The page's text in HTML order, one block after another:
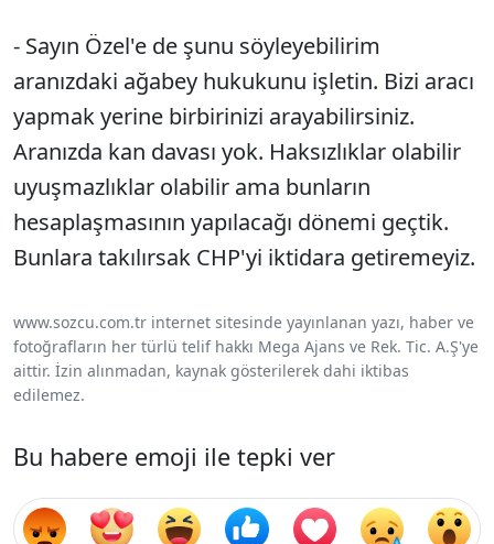
- Sayın Özel'e de şunu söyleyebilirim
aranızdaki ağabey hukukunu işletin. Bizi aracı
yapmak yerine birbirinizi arayabilirsiniz.
Aranızda kan davası yok. Haksızlıklar olabilir
uyuşmazlıklar olabilir ama bunların
hesaplaşmasının yapılacağı dönemi geçtik.
Bunlara takılırsak CHP'yi iktidara getiremeyiz.
www.sozcu.com.tr internet sitesinde yayınlanan yazı, haber ve
fotoğrafların her türlü telif hakkı Mega Ajans ve Rek. Tic. A.Ş'ye
aittir. İzin alınmadan, kaynak gösterilerek dahi iktibas
edilemez.
Bu habere emoji ile tepki ver